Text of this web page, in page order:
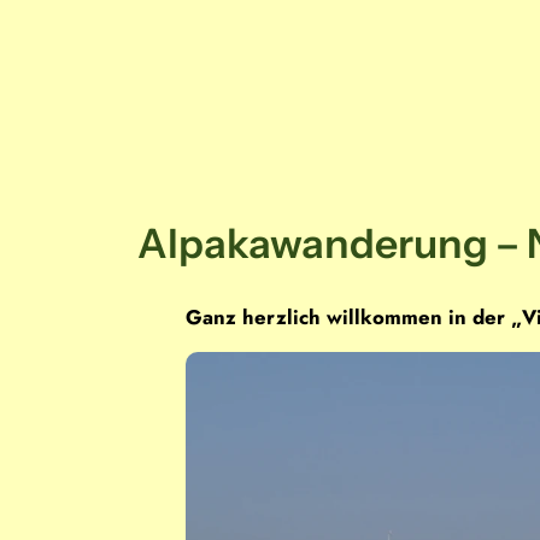
Alpakawanderung –
Ganz herzlich willkommen in der